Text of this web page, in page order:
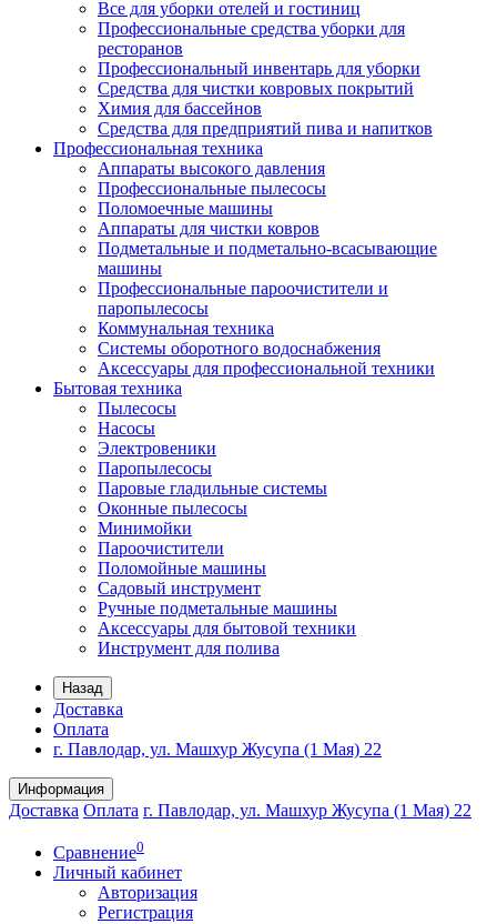
Все для уборки отелей и гостиниц
Профессиональные средства уборки для
ресторанов
Профессиональный инвентарь для уборки
Средства для чистки ковровых покрытий
Химия для бассейнов
Cредства для предприятий пива и напитков
Профессиональная техника
Аппараты высокого давления
Профессиональные пылесосы
Поломоечные машины
Аппараты для чистки ковров
Подметальные и подметально-всасывающие
машины
Профессиональные пароочистители и
паропылесосы
Коммунальная техника
Системы оборотного водоснабжения
Аксессуары для профессиональной техники
Бытовая техника
Пылесосы
Насосы
Электровеники
Паропылесосы
Паровые гладильные системы
Оконные пылесосы
Минимойки
Пароочистители
Поломойные машины
Садовый инструмент
Ручные подметальные машины
Аксессуары для бытовой техники
Инструмент для полива
Назад
Доставка
Оплата
г. Павлодар, ул. Машхур Жусупа (1 Мая) 22
Информация
Доставка Оплата г. Павлодар, ул. Машхур Жусупа (1 Мая) 22
Сравнение0
Личный кабинет
Авторизация
Регистрация